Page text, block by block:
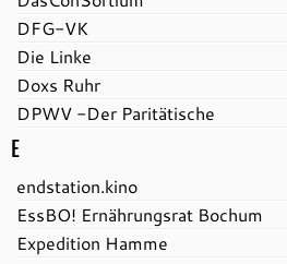
DFG-VK
Die Linke
Doxs Ruhr
DPWV -Der Paritätische
E
endstation.kino
EssBO! Ernährungsrat Bochum
Expedition Hamme